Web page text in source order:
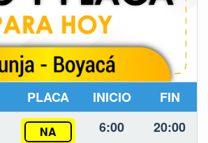
PLACA INICIO FIN
NA 6:00 20:00